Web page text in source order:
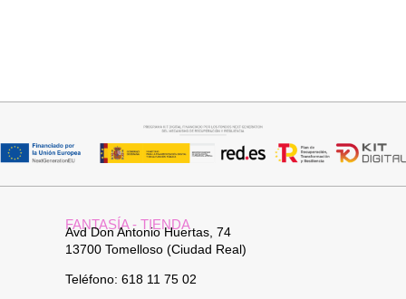
FANTASÍA - TIENDA
Avd Don Antonio Huertas, 74
13700 Tomelloso (Ciudad Real)
Teléfono: 618 11 75 02